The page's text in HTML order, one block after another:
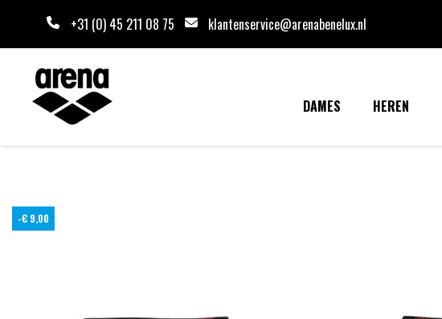
+31 (0) 45 211 08 75 klantenservice@arenabenelux.nl
DAMES HEREN
-€ 9,00